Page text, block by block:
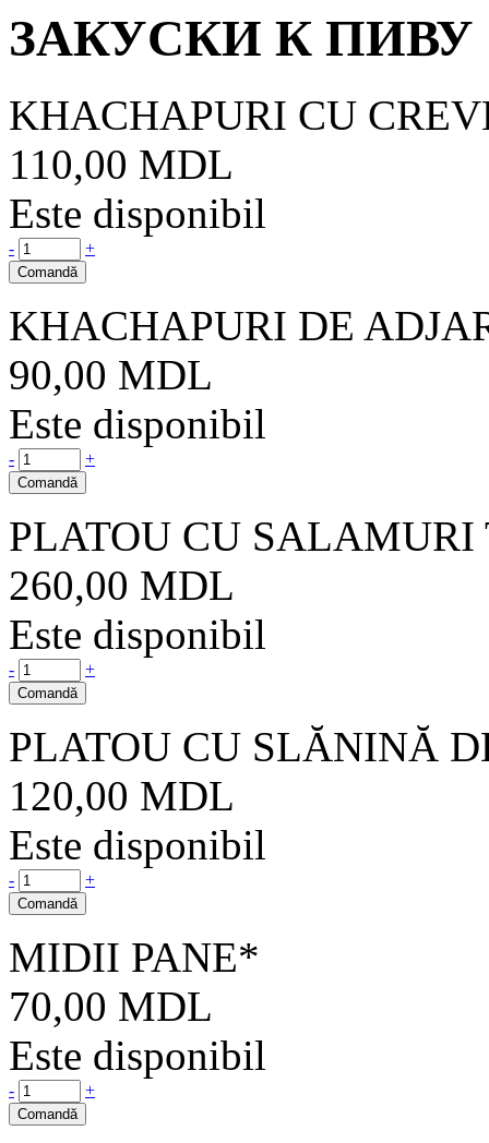
ЗАКУСКИ К ПИВУ
KHACHAPURI CU
110,00 MDL
Este disponibil
- +
Comandă
KHACHAPURI DE
90,00 MDL
Este disponibil
- +
Comandă
PLATOU CU SALAMURI
260,00 MDL
Este disponibil
- +
Comandă
PLATOU CU SLĂNINĂ
120,00 MDL
Este disponibil
- +
Comandă
MIDII PANE*
70,00 MDL
Este disponibil
- +
Comandă